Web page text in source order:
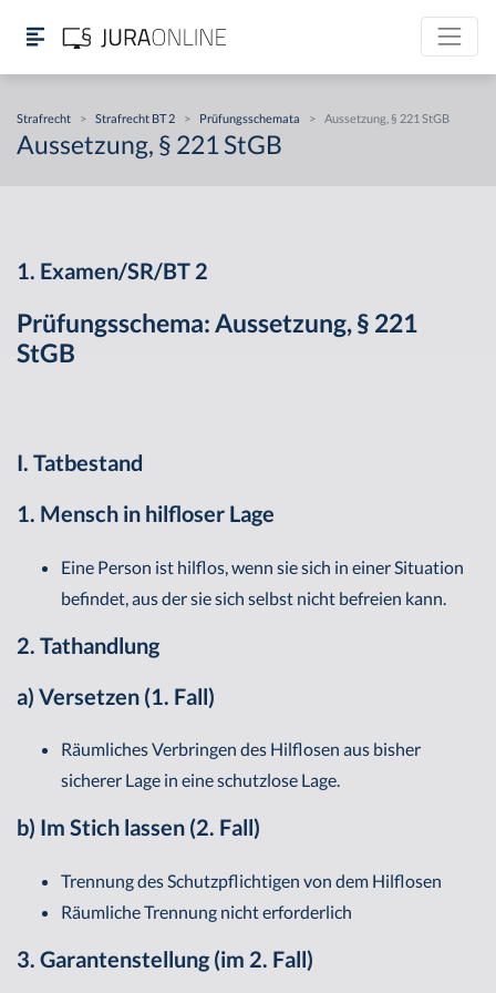
Strafrecht > Strafrecht BT 2 > Prüfungsschemata > Aussetzung, § 221 StGB
Aussetzung, § 221 StGB
1. Examen/SR/BT 2
Prüfungsschema: Aussetzung, § 221
StGB
I. Tatbestand
1. Mensch in hilfloser Lage
Eine Person ist hilflos, wenn sie sich in einer Situation
befindet, aus der sie sich selbst nicht befreien kann.
2. Tathandlung
a) Versetzen (1. Fall)
Räumliches Verbringen des Hilflosen aus bisher
sicherer Lage in eine schutzlose Lage.
b) Im Stich lassen (2. Fall)
Trennung des Schutzpflichtigen von dem Hilflosen
Räumliche Trennung nicht erforderlich
3. Garantenstellung (im 2. Fall)